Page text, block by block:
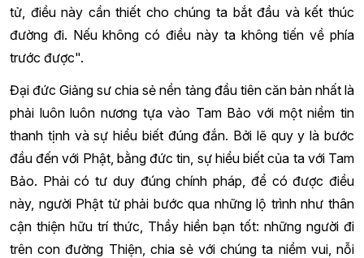
tử, điều này cần thiết cho chúng ta bắt đầu và kết thúc
đường đi. Nếu không có điều này ta không tiến về phía
trước được".
Đại đức Giảng sư chia sẻ nền tảng đầu tiên căn bản nhất là
phải luôn luôn nương tựa vào Tam Bảo với một niềm tin
thanh tịnh và sự hiểu biết đúng đắn. Bởi lẽ quy y là bước
đầu đến với Phật, bằng đức tin, sự hiểu biết của ta với Tam
Bảo. Phải có tư duy đúng chính pháp, để có được điều
này, người Phật tử phải bước qua những lộ trình như thân
cận thiện hữu trí thức, Thầy hiền bạn tốt: những người đi
trên con đường Thiện, chia sẻ với chúng ta niềm vui, nỗi